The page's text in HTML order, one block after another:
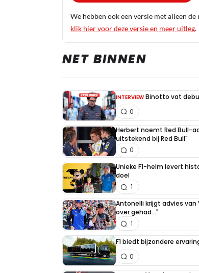
We hebben ook een versie met alleen
klik hier voor deze versie en meer uitleg.
NET BINNEN
INTERVIEW Binotto vat
0
Herbert noemt Red Bull-
uitstekend bij Red Bull"
0
Unieke F1-helm levert
doel
1
Antonelli krijgt advies
over gehad..."
1
F1 biedt bijzondere
0